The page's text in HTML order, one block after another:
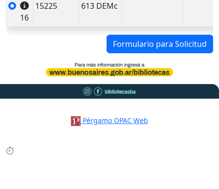
16
15225 613 DEMc
Formulario para Solicitud
Pérgamo OPAC Web